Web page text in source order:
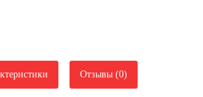
Отзывы (0)